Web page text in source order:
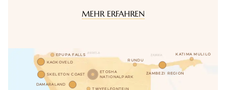
MEHR ERFAHREN
RUNDU
KATIMA MULILO
EPUPA FALLS
ETOSHA
NATIONALPARK
DAMARALAND
ZAMBEZI REGION
KAOKOVELD
SKELETON COAST